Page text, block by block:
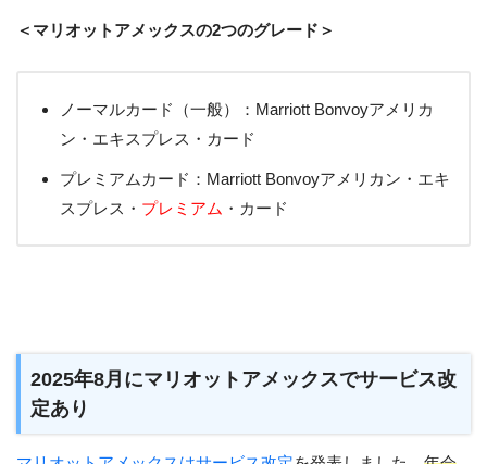
＜マリオットアメックスの2つのグレード＞
ノーマルカード（一般）：Marriott Bonvoyアメリカ
ン・エキスプレス・カード
プレミアムカード：Marriott Bonvoyアメリカン・エキ
スプレス・ プレミアム ・カード
2025年8月にマリオットアメックスでサービス改
定あり